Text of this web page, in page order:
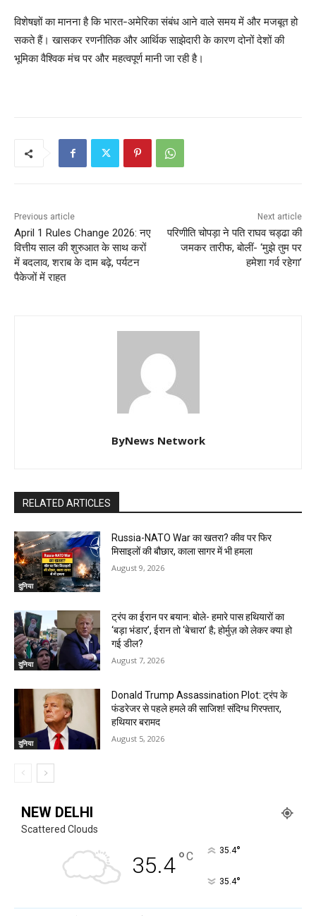
विशेषज्ञों का मानना है कि भारत-अमेरिका संबंध आने वाले समय में और मजबूत हो
सकते हैं। खासकर रणनीतिक और आर्थिक साझेदारी के कारण दोनों देशों की
भूमिका वैश्विक मंच पर और महत्वपूर्ण मानी जा रही है।
Previous article
April 1 Rules Change 2026: नए
वित्तीय साल की शुरुआत के साथ करों
में बदलाव, शराब के दाम बढ़े, पर्यटन
पैकेजों में राहत
Next article
परिणीति चोपड़ा ने पति राघव चड्ढा की
जमकर तारीफ, बोलीं- ‘मुझे तुम पर
हमेशा गर्व रहेगा’
ByNews Network
RELATED ARTICLES
दुनिया
Russia-NATO War का खतरा? कीव पर फिर
मिसाइलों की बौछार, काला सागर में भी हमला
August 9, 2026
दुनिया
ट्रंप का ईरान पर बयान: बोले- हमारे पास हथियारों का
‘बड़ा भंडार’, ईरान तो ‘बेचारा’ है; होर्मुज़ को लेकर क्या हो
गई डील?
August 7, 2026
दुनिया
Donald Trump Assassination Plot: ट्रंप के
फंडरेजर से पहले हमले की साजिश! संदिग्ध गिरफ्तार,
हथियार बरामद
August 5, 2026
NEW DELHI
Scattered Clouds
35.4°C 35.4°
35.4°